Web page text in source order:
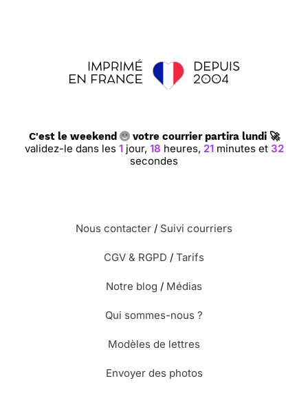
C'est le weekend votre courrier partira lundi 🚀
validez-le dans les1 jour,18 heures, 21 minutes et31
secondes
Nous contacter / Suivi courriers
CGV & RGPD / Tarifs
Notre blog / Médias
Qui sommes-nous ?
Modèles de lettres
Envoyer des photos